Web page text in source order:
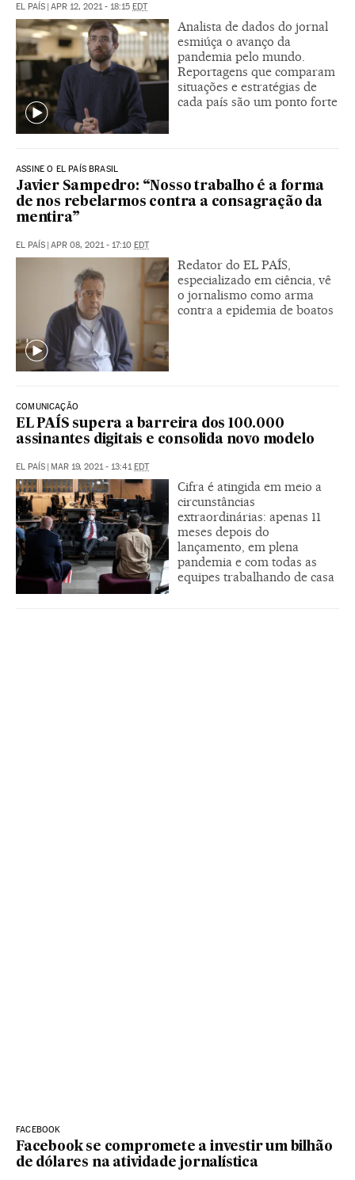
EL PAÍS | APR 12, 2021 - 18:15 EDT
Analista de dados do jornal
esmiúça o avanço da
pandemia pelo mundo.
Reportagens que comparam
situações e estratégias de
cada país são um ponto forte
ASSINE O EL PAÍS BRASIL
Javier Sampedro: “Nosso trabalho é a forma
de nos rebelarmos contra a consagração da
mentira”
EL PAÍS | APR 08, 2021 - 17:10 EDT
Redator do EL PAÍS,
especializado em ciência, vê
o jornalismo como arma
contra a epidemia de boatos
COMUNICAÇÃO
EL PAÍS supera a barreira dos 100.000
assinantes digitais e consolida novo modelo
EL PAÍS MAR 19, 2021 - 13:41 EDT
Cifra é atingida em meio a
circunstâncias
extraordinárias: apenas 11
meses depois do
lançamento, em plena
pandemia e com todas as
equipes trabalhando de casa
FACEBOOK
Facebook se compromete a investir um bilhão
de dólares na atividade jornalística